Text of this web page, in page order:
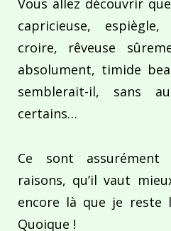
Vous allez découvrir
capricieuse,
croire, rêveuse
absolument, timide
semblerait-il, sans
certains…
Ce sont
raisons, qu’il vaut
encore là que je reste
Quoique !